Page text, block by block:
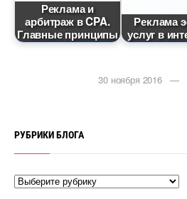
Реклама и
арбитраж в CPA.
Главные принципы
Реклама
услуг в
30 ноября 2016 —
РУБРИКИ БЛОГА